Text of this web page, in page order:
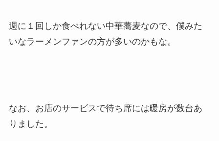
週に１回しか食べれない中華蕎麦なので、僕みた
いなラーメンファンの方が多いのかもな。
なお、お店のサービスで待ち席には暖房が数台あ
りました。